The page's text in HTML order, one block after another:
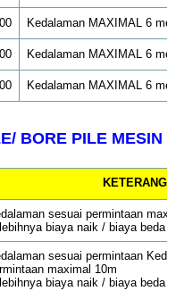
Kedalaman MAXIMAL 6
Kedalaman MAXIMAL 6
Kedalaman MAXIMAL 6
BORE PILE MESIN
sesuai permintaan
biaya naik / biaya beda
sesuai permintaan
maximal 10m
biaya naik / biaya beda